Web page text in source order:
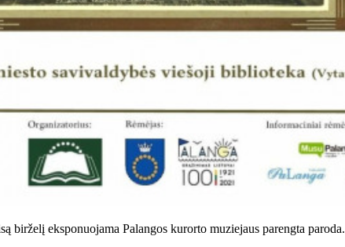
birželį eksponuojama Palangos kurorto muziejaus parengta paroda.